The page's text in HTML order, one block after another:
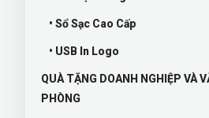
• Sổ Sạc Cao Cấp
• USB In Logo
QUÀ TẶNG DOANH NGHIỆP VÀ
PHÒNG